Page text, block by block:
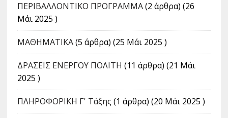
ΠΕΡΙΒΑΛΛΟΝΤΙΚΟ ΠΡΟΓΡΑΜΜΑ(2 άρθρα) (26
Μάι 2025 )
ΜΑΘΗΜΑΤΙΚΑ(5 άρθρα) (25 Μάι 2025 )
ΔΡΑΣΕΙΣ ΕΝΕΡΓΟΥ ΠΟΛΙΤΗ (11 άρθρα) (21 Μάι
2025 )
ΠΛΗΡΟΦΟΡΙΚΗ Γ' Τάξης (1 άρθρα) (20 Μάι 2025 )